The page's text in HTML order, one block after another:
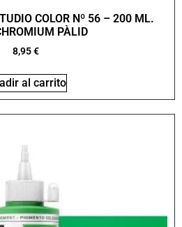
COLOR Nº 56 – 200 ML.
PÀLID
8,95€
al carrito